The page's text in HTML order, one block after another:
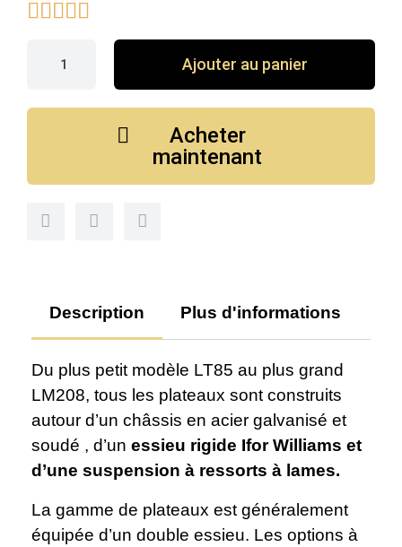

Ajouter au panier
Acheter
maintenant
Description Plus d'informations
Du plus petit modèle LT85 au plus grand
LM208, tous les plateaux sont construits
autour d’un châssis en acier galvanisé et
soudé , d’un essieu rigide Ifor Williams et
d’une suspension à ressorts à lames.
La gamme de plateaux est généralement
équipée d’un double essieu. Les options à